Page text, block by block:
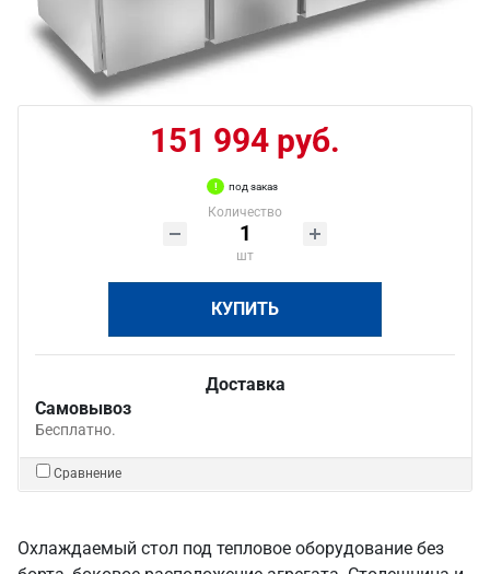
151 994 руб.
под заказ
Количество
шт
КУПИТЬ
Доставка
Самовывоз
Бесплатно.
Сравнение
Охлаждаемый стол под тепловое оборудование без